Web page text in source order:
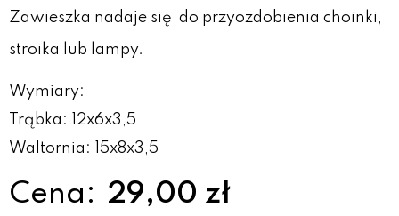
Zawieszka nadaje się do przyozdobienia choinki,
stroika lub lampy.
Wymiary:
Trąbka: 12x6x3,5
Waltornia: 15x8x3,5
Cena: 29,00 zł